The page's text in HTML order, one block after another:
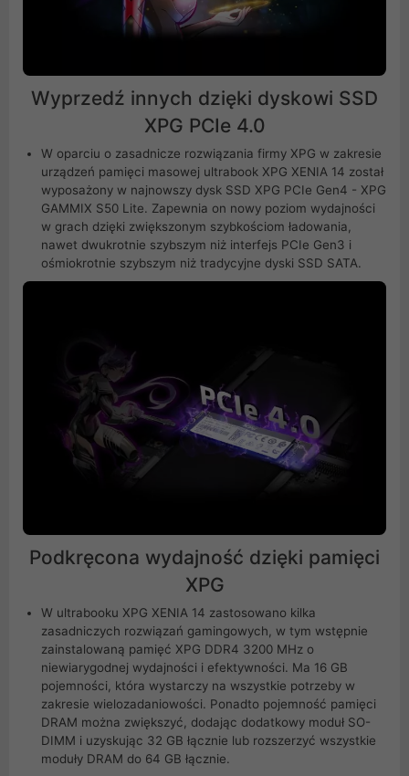
Wyprzedź innych dzięki dyskowi SSD
XPG PCIe 4.0
W oparciu o zasadnicze rozwiązania firmy XPG w zakresie
urządzeń pamięci masowej ultrabook XPG XENIA 14 został
wyposażony w najnowszy dysk SSD XPG PCIe Gen4 - XPG
GAMMIX S50 Lite. Zapewnia on nowy poziom wydajności
w grach dzięki zwiększonym szybkościom ładowania,
nawet dwukrotnie szybszym niż interfejs PCIe Gen3 i
ośmiokrotnie szybszym niż tradycyjne dyski SSD SATA.
Podkręcona wydajność dzięki pamięci
XPG
W ultrabooku XPG XENIA 14 zastosowano kilka
zasadniczych rozwiązań gamingowych, w tym wstępnie
zainstalowaną pamięć XPG DDR4 3200 MHz o
niewiarygodnej wydajności i efektywności. Ma 16 GB
pojemności, która wystarczy na wszystkie potrzeby w
zakresie wielozadaniowości. Ponadto pojemność pamięci
DRAM można zwiększyć, dodając dodatkowy moduł SO-
DIMM i uzyskując 32 GB łącznie lub rozszerzyć wszystkie
moduły DRAM do 64 GB łącznie.